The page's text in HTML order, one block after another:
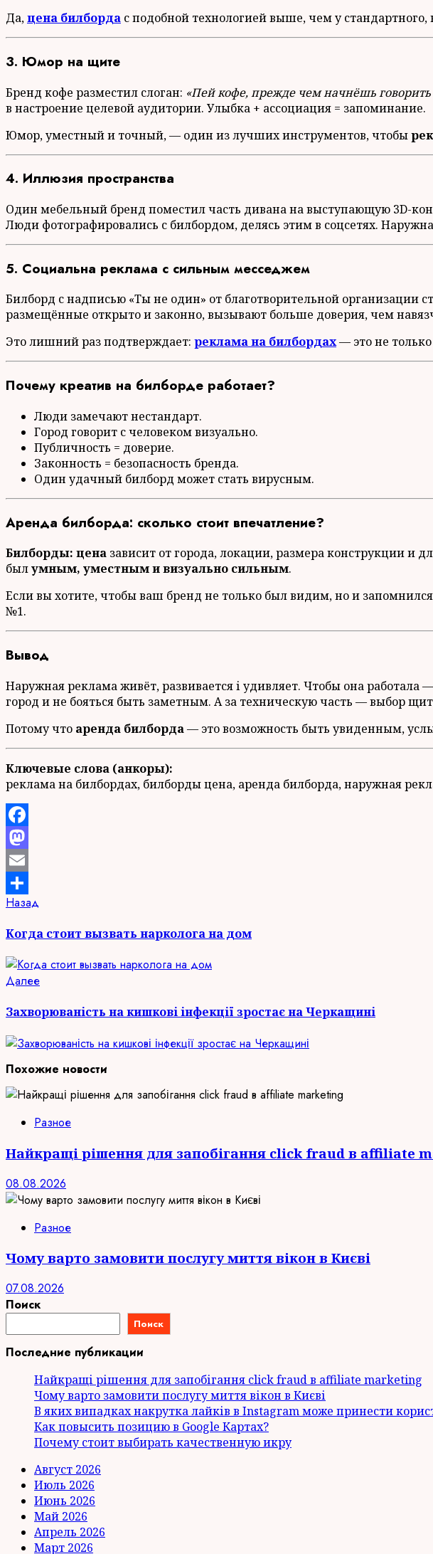
Да,цена билборда с подобной технологией выше, чем у стандартного,
3. Юмор на щите
Бренд кофе разместил слоган: «Пей кофе, прежде чем начнёшь
в настроение целевой аудитории. Улыбка + ассоциация = запоминание.
Юмор, уместный и точный, — один из лучших инструментов, чтобы
4. Иллюзия пространства
Один мебельный бренд поместил часть дивана на выступающую 3D-
Люди фотографировались с билбордом, делясь этим в соцсетях.
5. Социальна реклама с сильным месседжем
Билборд с надписью «Ты не один» от благотворительной
размещённые открыто и законно, вызывают больше доверия, чем
Это лишний раз подтверждает: реклама на билбордах— это не
Почему креатив на билборде работает?
Люди замечают нестандарт.
Город говорит с человеком визуально.
Публичность = доверие.
Законность = безопасность бренда.
Один удачный билборд может стать вирусным.
Аренда билборда: сколько стоит впечатление?
Билборды: цена зависит от города, локации, размера конструкции и
былумным, уместным и визуально сильным.
Если вы хотите, чтобы ваш бренд не только был видим, но и
№1.
Вывод
Наружная реклама живёт, развивается і удивляет. Чтобы она
город и не бояться быть заметным. А за техническую часть — выбор
Потому что аренда билборда— это возможность быть увиденным,
Ключевые слова (анкоры):
реклама на билбордах, билборды цена, аренда билборда, наружная
Facebook
Mastodon
Email
Отправить
Продолжить
чтение
Назад
Когда стоит вызвать нарколога на дом
ДалееСледующая
Захворюваність на кишкові інфекції зростає на Черкащині
Похожие новости
Разное
Найкращі рішення для запобігання click fraud в affiliate
08.08.2026
Разное
Чому варто замовити послугу миття вікон в Києві
07.08.2026
Поиск
Поиск
Последние публикации
Найкращі рішення для запобігання click fraud в affiliate marketing
Чому варто замовити послугу миття вікон в Києві
В яких випадках накрутка лайків в Instagram може принести
Как повысить позицию в Google Картах?
Почему стоит выбирать качественную икру
Август 2026
Июль 2026
Июнь 2026
Май 2026
Апрель 2026
Март 2026